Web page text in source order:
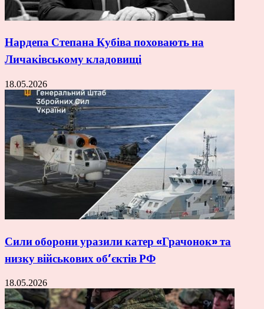
Нардепа Степана Кубіва поховають на
Личаківському кладовищі
18.05.2026
Сили оборони уразили катер «Грачонок» та
низку військових об’єктів РФ
18.05.2026